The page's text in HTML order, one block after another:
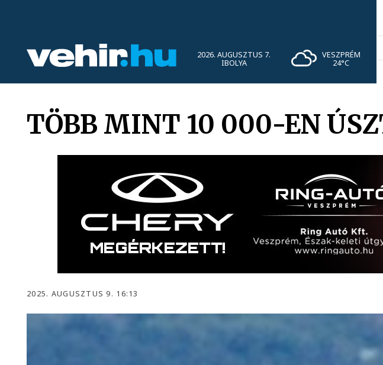
2026. AUGUSZTUS 7.
IBOLYA
VESZPRÉM
24°C
TÖBB MINT 10 000-EN
2025. AUGUSZTUS 9. 16:13